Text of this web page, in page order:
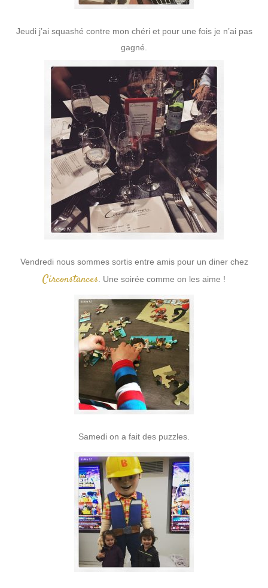
Jeudi j’ai squashé contre mon chéri et pour une fois je n’ai pas
gagné.
Vendredi nous sommes sortis entre amis pour un diner chez
Circonstances . Une soirée comme on les aime !
Samedi on a fait des puzzles.